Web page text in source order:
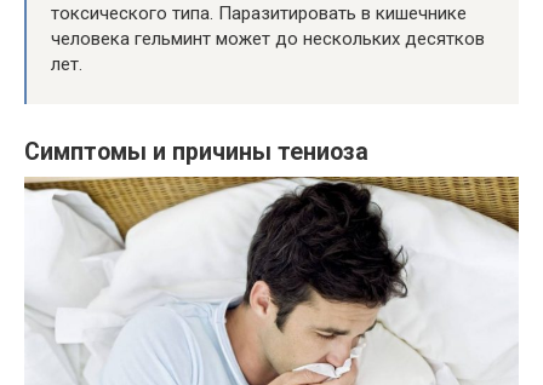
токсического типа. Паразитировать в кишечнике
человека гельминт может до нескольких десятков
лет.
Симптомы и причины тениоза